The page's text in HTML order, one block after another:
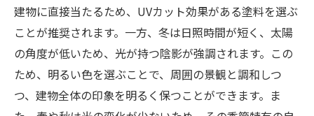
建物に直接当たるため、UVカット効果がある塗料を選ぶ
ことが推奨されます。一方、冬は日照時間が短く、太陽
の角度が低いため、光が持つ陰影が強調されます。この
ため、明るい色を選ぶことで、周囲の景観と調和しつ
つ、建物全体の印象を明るく保つことができます。ま